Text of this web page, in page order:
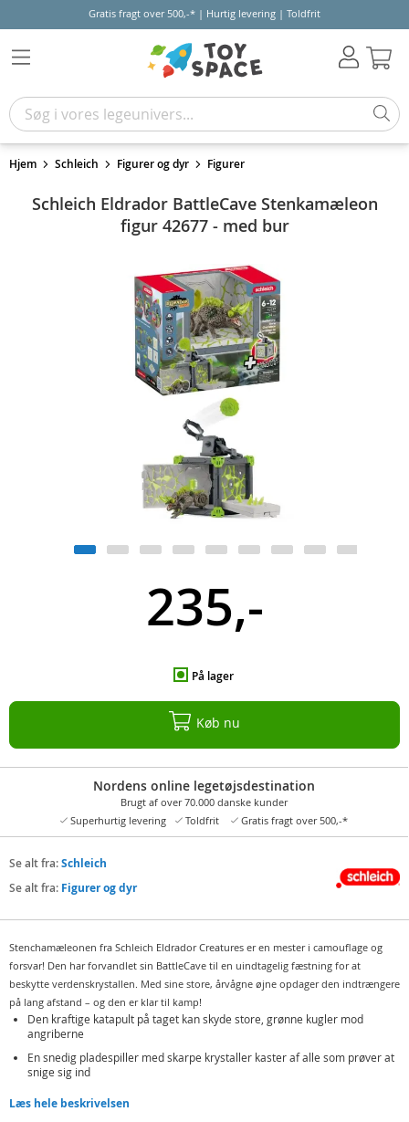
Gratis fragt over 500,-* | Hurtig levering | Toldfrit
Hjem Schleich Figurer og dyr Figurer
Schleich Eldrador BattleCave Stenkamæleon
figur 42677 - med bur
235,-
På lager
Køb nu
Nordens online legetøjsdestination
Brugt af over 70.000 danske kunder
Superhurtig levering
Toldfrit Gratis fragt over 500,-*
Se alt fra:Schleich
Se alt fra: Figurer og dyr
Stenchamæleonen fra Schleich Eldrador Creatures er en mester i camouflage og
forsvar! Den har forvandlet sin BattleCave til en uindtagelig fæstning for at
beskytte verdenskrystallen. Med sine store, årvågne øjne opdager den indtrængere
på lang afstand – og den er klar til kamp!
Den kraftige katapult på taget kan skyde store, grønne kugler mod
angriberne
En snedig pladespiller med skarpe krystaller kaster af alle som prøver at
snige sig ind
Verdenskrystallen er skjult dybt inde i hulen – godt beskyttet mod tyve
Læs hele beskrivelsen